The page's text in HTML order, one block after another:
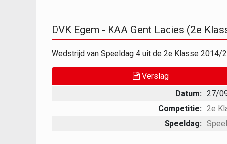
DVK Egem - KAA Gent Ladies (2e
Wedstrijd van Speeldag 4 uit de 2e Klasse 2014/
Verslag
Datum: 27/
Competitie: 2e
Speeldag: